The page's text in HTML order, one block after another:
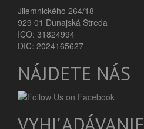
Jilemnického 264/18
929 01 Dunajská Streda
IČO: 31824994
DIČ: 2024165627
NÁJDETE NÁS